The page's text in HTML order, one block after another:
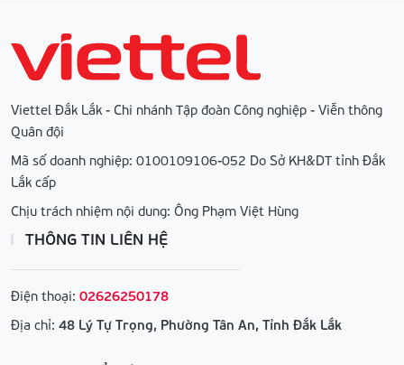
Viettel Đắk Lắk - Chi nhánh Tập đoàn Công nghiệp - Viễn thông
Quân đội
Mã số doanh nghiệp: 0100109106-052 Do Sở KH&DT tỉnh Đắk
Lắk cấp
Chịu trách nhiệm nội dung: Ông Phạm Việt Hùng
THÔNG TIN LIÊN HỆ
Điện thoại: 02626250178
Địa chỉ: 48 Lý Tự Trọng, Phường Tân An, Tỉnh Đắk Lắk